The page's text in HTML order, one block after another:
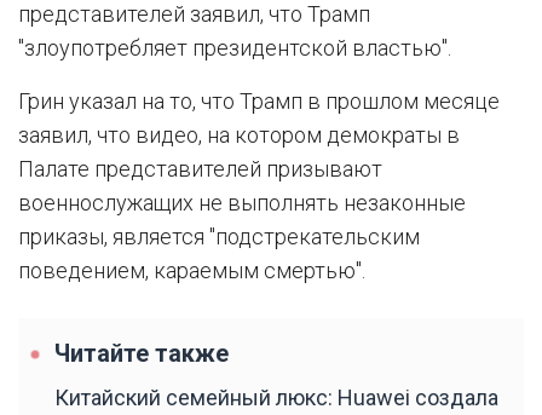
представителей заявил, что Трамп
"злоупотребляет президентской властью".
Грин указал на то, что Трамп в прошлом месяце
заявил, что видео, на котором демократы в
Палате представителей призывают
военнослужащих не выполнять незаконные
приказы, является "подстрекательским
поведением, караемым смертью".
Читайте также
Китайский семейный люкс: Huawei создала